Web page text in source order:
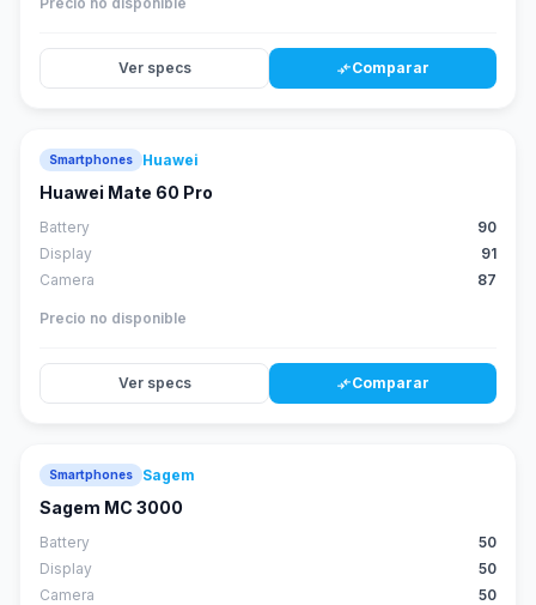
Ver specs compare_arrowsComparar
Smartphones Huawei
Huawei Mate 60 Pro
Battery
90
Display
91
Camera
87
Precio no disponible
Ver specs compare_arrowsComparar
Smartphones Sagem
Sagem MC 3000
Battery
50
Display
50
Camera
50